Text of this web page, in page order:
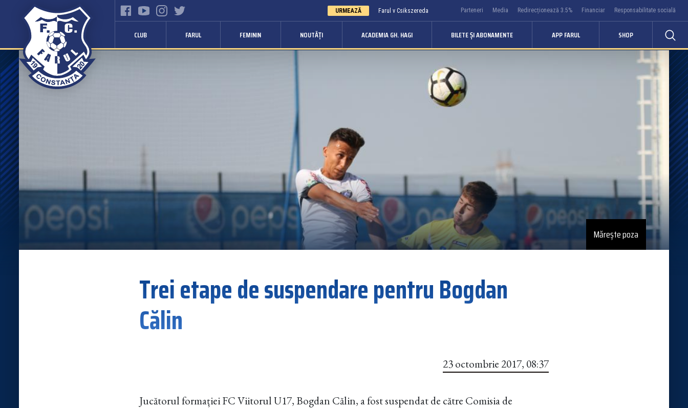
URMEAZĂ Farul v Csikszereda Parteneri Media Redirecționează 3.5% Financiar Responsabilitate socială
CLUB FARUL FEMININ NOUTĂȚI ACADEMIA GH. HAGI BILETE ȘI ABONAMENTE APP FARUL SHOP
Mărește poza
Trei etape de suspendare pentru Bogdan
Călin
23 octombrie 2017, 08:37
Jucătorul formației FC Viitorul U17, Bogdan Călin, a fost suspendat de către Comisia de